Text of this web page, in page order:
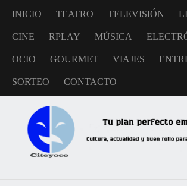
INICIO TEATRO TELEVISIÓN
CINE RPLAY MÚSICA
OCIO GOURMET VIAJES
SORTEO CONTACTO